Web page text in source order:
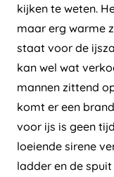
kijken te weten.
maar erg warme
staat voor de
kan wel wat
mannen zittend
komt er een
voor ijs is geen
loeiende sirene
ladder en de